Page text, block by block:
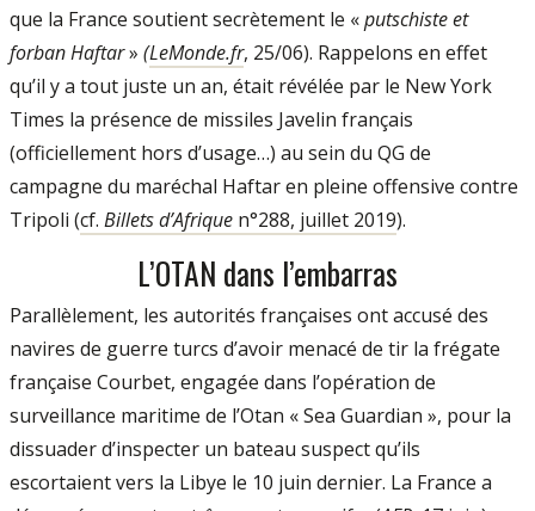
que la France soutient secrètement le «putschiste et
forban Haftar» (LeMonde.fr, 25/06). Rappelons en effet
qu’il y a tout juste un an, était révélée par le New York
Times la présence de missiles Javelin français
(officiellement hors d’usage…) au sein du QG de
campagne du maréchal Haftar en pleine offensive contre
Tripoli (cf. Billets d’Afrique n°288, juillet 2019).
L’OTAN dans l’embarras
Parallèlement, les autorités françaises ont accusé des
navires de guerre turcs d’avoir menacé de tir la frégate
française Courbet, engagée dans l’opération de
surveillance maritime de l’Otan « Sea Guardian », pour la
dissuader d’inspecter un bateau suspect qu’ils
escortaient vers la Libye le 10 juin dernier. La France a